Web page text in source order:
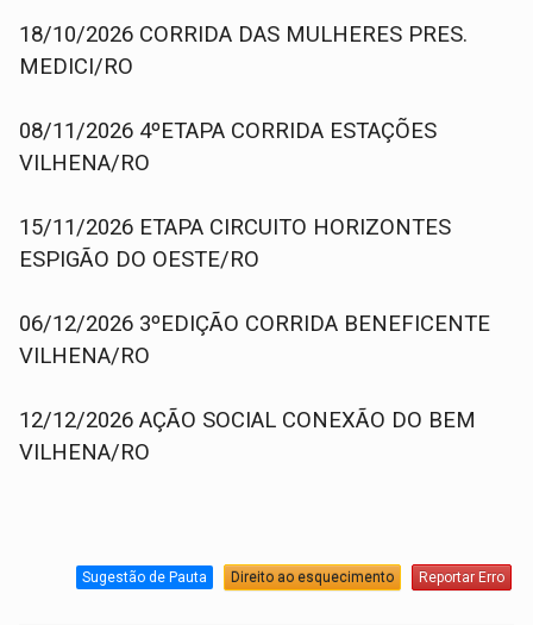
18/10/2026 CORRIDA DAS MULHERES PRES.
MEDICI/RO
08/11/2026 4ºETAPA CORRIDA ESTAÇÕES
VILHENA/RO
15/11/2026 ETAPA CIRCUITO HORIZONTES
ESPIGÃO DO OESTE/RO
06/12/2026 3ºEDIÇÃO CORRIDA BENEFICENTE
VILHENA/RO
12/12/2026 AÇÃO SOCIAL CONEXÃO DO BEM
VILHENA/RO
Sugestão de Pauta Direito ao esquecimento Reportar Erro